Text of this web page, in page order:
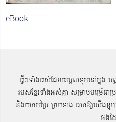
eBook
អ្វីៗទាំងអស់ដែលតម្កល់ទុកនៅក្នុង ប
របស់ខ្មែរទាំងអស់គ្នា សម្រាប់បម្រើ
និងយកកម្រៃ ព្រមទាំង អាចឱ្យយើងខ្
ផងដ